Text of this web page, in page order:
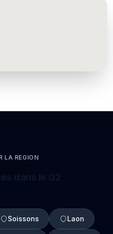
LA REGION
Soissons Laon